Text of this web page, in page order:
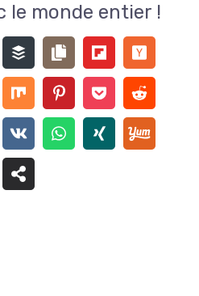
le monde entier !